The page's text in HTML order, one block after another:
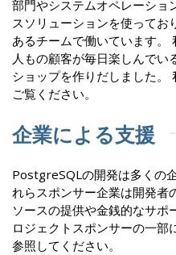
部門やシステムオペレーショ
スソリューションを使ってお
あるチームで働いています。
人もの顧客が毎日楽しんで
ショップを作りだしました。
ご覧ください。
企業による支援
PostgreSQLの開発は多くの
れらスポンサー企業は開発者
ソースの提供や金銭的なサポ
ロジェクトスポンサーの一部
参照してください。